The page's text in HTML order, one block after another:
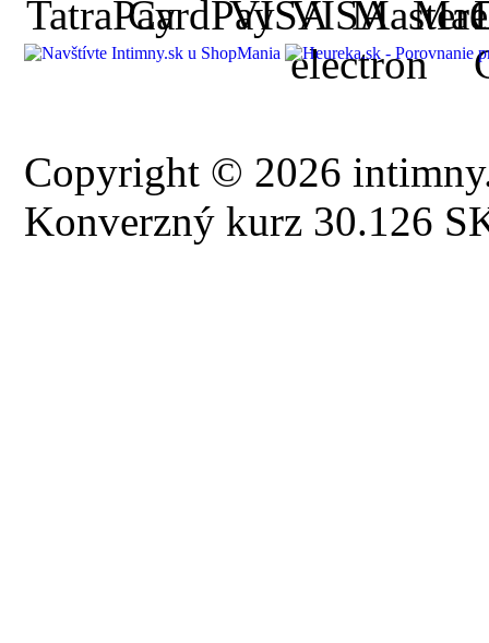
Copyright © 2026
Konverzný kurz 30.126